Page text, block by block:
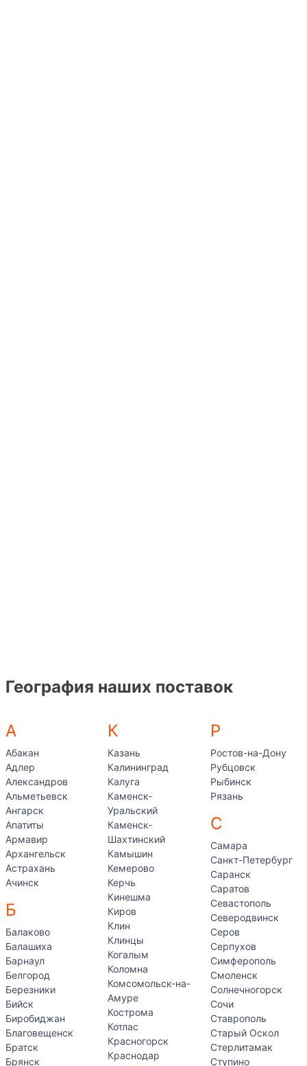
География наших поставок
А
Абакан
Адлер
Александров
Альметьевск
Ангарск
Апатиты
Армавир
Архангельск
Астрахань
Ачинск
Б
Балаково
Балашиха
Барнаул
Белгород
Березники
Бийск
Биробиджан
Благовещенск
Братск
Брянск
К
Казань
Калининград
Калуга
Каменск-
Уральский
Каменск-
Шахтинский
Камышин
Кемерово
Керчь
Кинешма
Киров
Клин
Клинцы
Когалым
Коломна
Комсомольск-на-
Амуре
Кострома
Котлас
Красногорск
Краснодар
Р
Ростов-на-Дону
Рубцовск
Рыбинск
Рязань
С
Самара
Санкт-Петербург
Саранск
Саратов
Севастополь
Северодвинск
Серов
Серпухов
Симферополь
Смоленск
Солнечногорск
Сочи
Ставрополь
Старый Оскол
Стерлитамак
Ступино